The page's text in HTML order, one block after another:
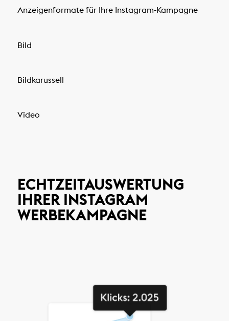
Anzeigenformate für Ihre Instagram-Kampagne
Bild
Bildkarussell
Video
ECHTZEITAUSWERTUNG
IHRER INSTAGRAM
WERBEKAMPAGNE